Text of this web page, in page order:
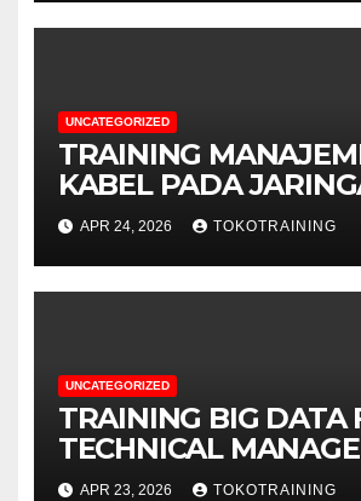
UNCATEGORIZED
TRAINING
KABEL PADA
TELEKOMUNIKASI
APR 24, 2026 TOKOTRAINING
UNCATEGORIZED
TRAINING BIG DATA
TECHNICAL
DECISION MAKERS
APR 23, 2026 TOKOTRAINING